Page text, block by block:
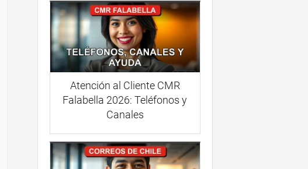
Atención al Cliente CMR
Falabella 2026: Teléfonos y
Canales